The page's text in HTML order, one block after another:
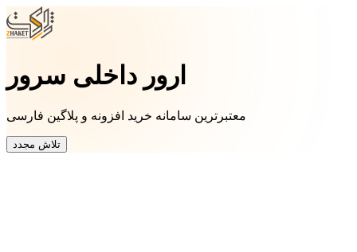
ارور داخلی سرور
معتبرترین سامانه خرید افزونه و پلاگین فارسی
تلاش مجدد